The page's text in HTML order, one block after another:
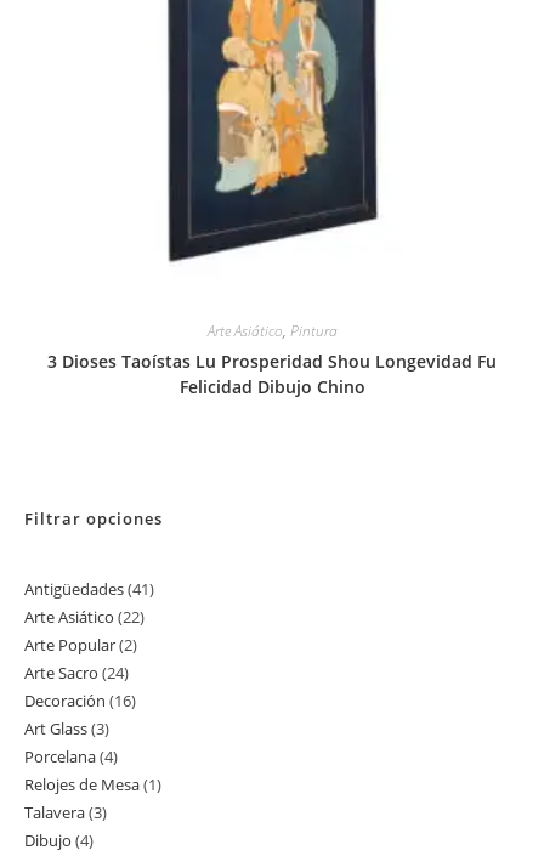
Arte Asiático, Pintura
3 Dioses Taoístas Lu Prosperidad Shou Longevidad Fu
Felicidad Dibujo Chino
Filtrar opciones
Antigüedades 4141
Arte Asiático 2222
Arte Popular 22
Arte Sacro 2424
productos
Decoración 1616
Art Glass 33
productos
Porcelana 44
productos
Relojes de Mesa 11
Talavera 33
Dibujo 44